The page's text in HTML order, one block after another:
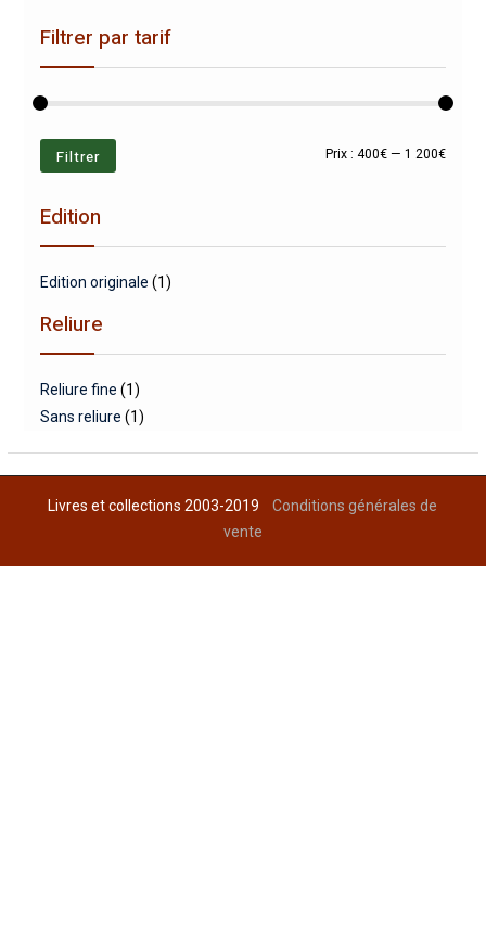
Filtrer par tarif
Prix
Prix
Filtrer Prix :400€ —1 200€
Edition
Edition originale (1)
Reliure
Reliure fine (1)
Sans reliure (1)
Livres et collections 2003-2019Conditions générales de
vente